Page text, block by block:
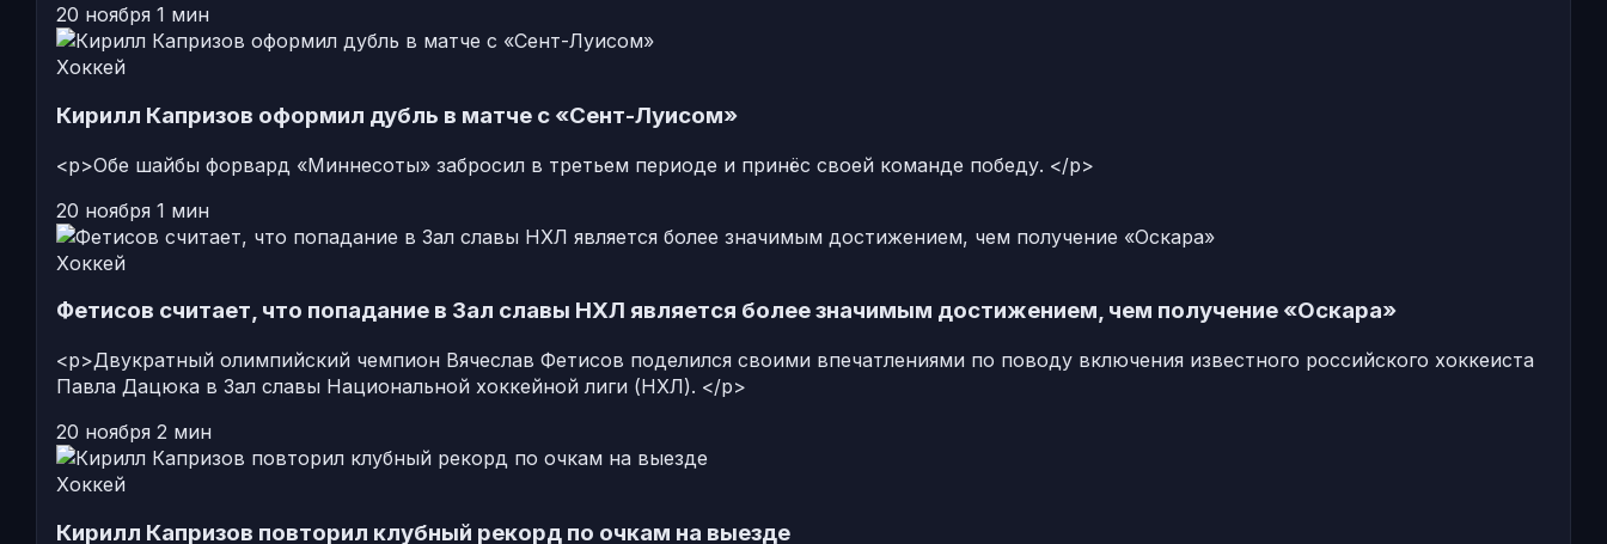
20 ноября 1 мин
Хоккей
Кирилл Капризов оформил дубль в матче с «Сент-Луисом»
<p>Обе шайбы форвард «Миннесоты» забросил в третьем периоде и принёс своей команде победу. </p>
20 ноября 1 мин
Хоккей
Фетисов считает, что попадание в Зал славы НХЛ является более значимым достижением, чем получение «Оскара»
<p>Двукратный олимпийский чемпион Вячеслав Фетисов поделился своими впечатлениями по поводу включения известного российского хоккеиста
Павла Дацюка в Зал славы Национальной хоккейной лиги (НХЛ). </p>
20 ноября 2 мин
Хоккей
Кирилл Капризов повторил клубный рекорд по очкам на выезде